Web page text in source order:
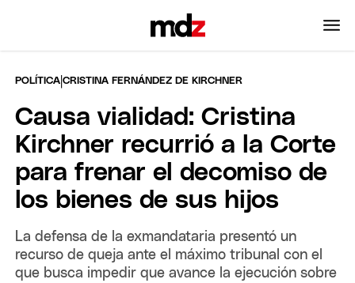
POLÍTICA |CRISTINA FERNÁNDEZ DE KIRCHNER
Causa vialidad: Cristina
Kirchner recurrió a la Corte
para frenar el decomiso de
los bienes de sus hijos
La defensa de la exmandataria presentó un
recurso de queja ante el máximo tribunal con el
que busca impedir que avance la ejecución sobre